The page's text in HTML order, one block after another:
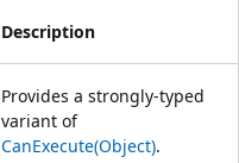
Description
Provides a strongly-typed
variant of
CanExecute(Object).